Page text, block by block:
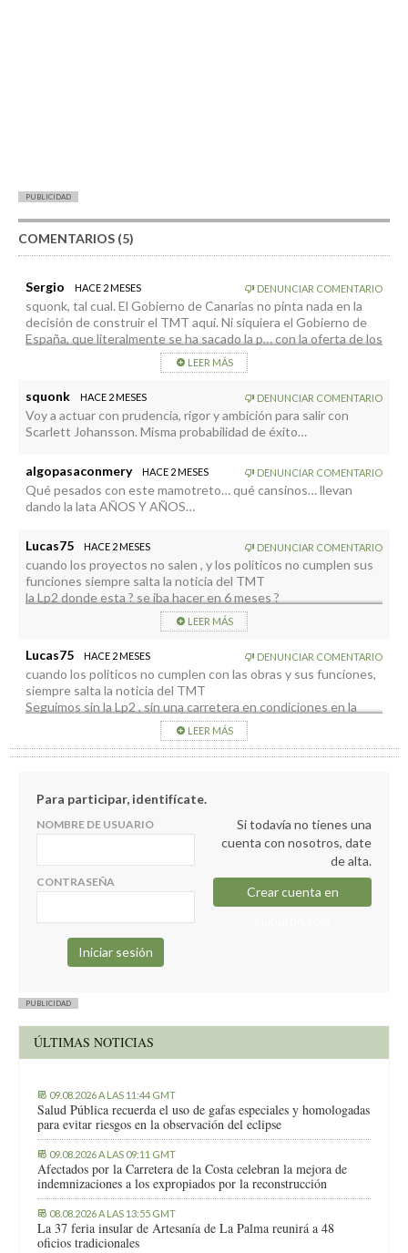
PUBLICIDAD
COMENTARIOS (5)
Sergio HACE 2 MESES DENUNCIAR COMENTARIO
squonk, tal cual. El Gobierno de Canarias no pinta nada en la
decisión de construir el TMT aquí. Ni siquiera el Gobierno de
España, que literalmente se ha sacado la p… con la oferta de los
400 millones tiene nada que decir. Las decisiones las toma un
consorcio donde no hay ni un solo europeo y donde la voz
LEER MÁS
squonk HACE 2 MESES DENUNCIAR COMENTARIO
Voy a actuar con prudencia, rigor y ambición para salir con
Scarlett Johansson. Misma probabilidad de éxito…
algopasaconmery HACE 2 MESES DENUNCIAR COMENTARIO
Qué pesados con este mamotreto… qué cansinos… llevan
dando la lata AÑOS Y AÑOS…
Lucas75 HACE 2 MESES DENUNCIAR COMENTARIO
cuando los proyectos no salen , y los politicos no cumplen sus
funciones siempre salta la noticia del TMT
la Lp2 donde esta ? se iba hacer en 6 meses ?
la isla sigue siendo una isla subvencionada, el turismo no viene
si no se bajan los precios al minimo
numero de coches pero la carretera tiene cerca de 50 años
etc…..
los jovenes se van de la isla porque no hay futuro
LEER MÁS
Lucas75 HACE 2 MESES DENUNCIAR COMENTARIO
cuando los politicos no cumplen con las obras y sus funciones,
siempre salta la noticia del TMT
Seguimos sin la Lp2 , sin una carretera en condiciones en la
Seguimos siendo una isla subvencionada, incapaz de traer
turismo por si sola
LEER MÁS
Para participar, identifícate.
NOMBRE DE USUARIO
CONTRASEÑA
Si todavía no tienes una
cuenta con nosotros, date
de alta.
Crear cuenta en
PUBLICIDAD
ÚLTIMAS NOTICIAS
09.08.2026 A LAS 11:44 GMT
Salud Pública recuerda el uso de gafas especiales y homologadas
para evitar riesgos en la observación del eclipse
09.08.2026 A LAS 09:11 GMT
Afectados por la Carretera de la Costa celebran la mejora de
indemnizaciones a los expropiados por la reconstrucción
08.08.2026 A LAS 13:55 GMT
La 37 feria insular de Artesanía de La Palma reunirá a 48
oficios tradicionales